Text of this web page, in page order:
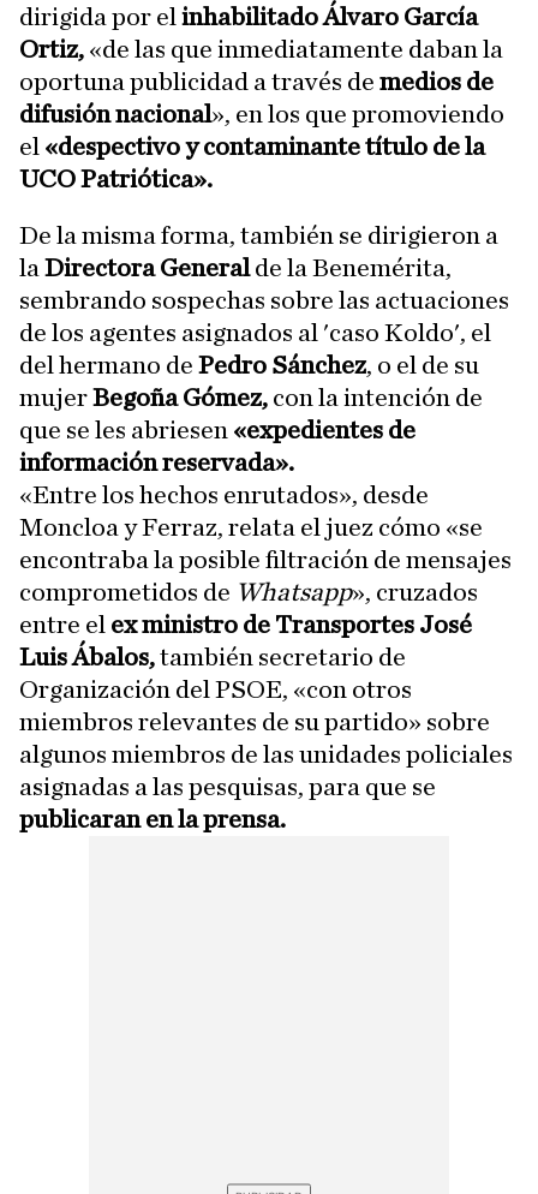
dirigida por el inhabilitado Álvaro García
Ortiz, «de las que inmediatamente daban la
oportuna publicidad a través de medios de
difusión nacional», en los que promoviendo
el «despectivo y contaminante título de la
UCO Patriótica».
De la misma forma, también se dirigieron a
la Directora Generalde la Benemérita,
sembrando sospechas sobre las actuaciones
de los agentes asignados al 'caso Koldo', el
del hermano de Pedro Sánchez, o el de su
mujerBegoña Gómez, con la intención de
que se les abriesen «expedientes de
información reservada».
«Entre los hechos enrutados», desde
Moncloa y Ferraz, relata el juez cómo «se
encontraba la posible filtración de mensajes
comprometidos de Whatsapp», cruzados
entre el ex ministro de Transportes José
Luis Ábalos,también secretario de
Organización del PSOE, «con otros
miembros relevantes de su partido» sobre
algunos miembros de las unidades policiales
asignadas a las pesquisas, para que se
publicaran en la prensa.